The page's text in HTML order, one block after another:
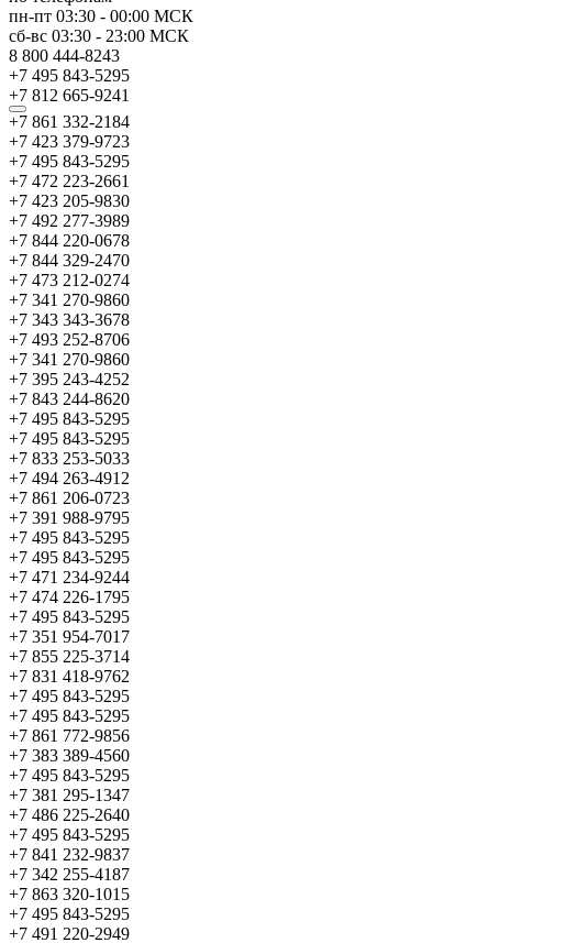
пн-пт 03:30 - 00:00 МСК
сб-вс 03:30 - 23:00 МСК
8 800 444-8243
+7 495 843-5295
+7 812 665-9241
+7 861 332-2184
+7 423 379-9723
+7 495 843-5295
+7 472 223-2661
+7 423 205-9830
+7 492 277-3989
+7 844 220-0678
+7 844 329-2470
+7 473 212-0274
+7 341 270-9860
+7 343 343-3678
+7 493 252-8706
+7 341 270-9860
+7 395 243-4252
+7 843 244-8620
+7 495 843-5295
+7 495 843-5295
+7 833 253-5033
+7 494 263-4912
+7 861 206-0723
+7 391 988-9795
+7 495 843-5295
+7 495 843-5295
+7 471 234-9244
+7 474 226-1795
+7 495 843-5295
+7 351 954-7017
+7 855 225-3714
+7 831 418-9762
+7 495 843-5295
+7 495 843-5295
+7 861 772-9856
+7 383 389-4560
+7 495 843-5295
+7 381 295-1347
+7 486 225-2640
+7 495 843-5295
+7 841 232-9837
+7 342 255-4187
+7 863 320-1015
+7 495 843-5295
+7 491 220-2949